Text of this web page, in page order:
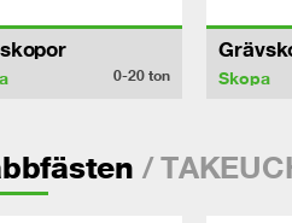
0-20ton Skopa
/